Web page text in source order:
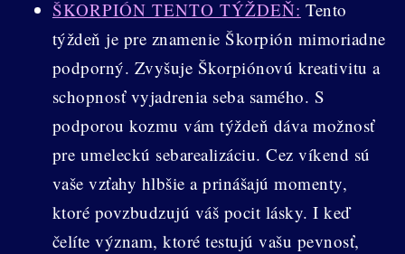
ŠKORPIÓN TENTO TÝŽDEŇ: Tento
týždeň je pre znamenie Škorpión mimoriadne
podporný. Zvyšuje Škorpiónovú kreativitu a
schopnosť vyjadrenia seba samého. S
podporou kozmu vám týždeň dáva možnosť
pre umeleckú sebarealizáciu. Cez víkend sú
vaše vzťahy hlbšie a prinášajú momenty,
ktoré povzbudzujú váš pocit lásky. I keď
čelíte význam, ktoré testujú vašu pevnosť,